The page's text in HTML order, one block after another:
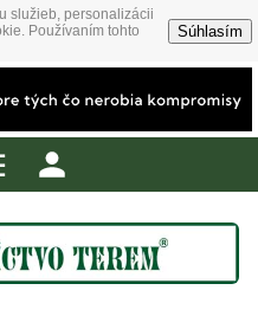
služieb, personalizácii
Používaním tohto
Súhlasím